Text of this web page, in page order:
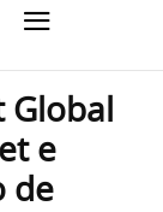
Global
e
de